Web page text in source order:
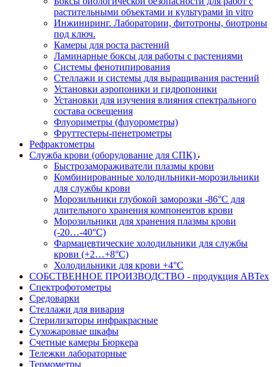
растительными объектами и культурами in vitro
Инжиниринг. Лаборатории, фитотроны, биотроны
под ключ.
Камеры для роста растений
Ламинарные боксы для работы с растениями
Системы фенотипирования
Стеллажи и системы для выращивания растений
Установки аэропоники и гидропоники
Установки для изучения влияния спектрального
состава освещения
Флуориметры (флуорометры)
Фруттестеры-пенетрометры
Рефрактометры
Служба крови (оборудование для СПК)
Быстрозамораживатели плазмы крови
Комбинированные холодильники-морозильники
для службы крови
Морозильники глубокой заморозки -86°С для
длительного хранения компонентов крови
Морозильники для хранения плазмы крови
(-20…-40°С)
Фармацевтические холодильники для службы
крови (+2…+8°С)
Холодильники для крови +4°С
СОБСТВЕННОЕ ПРОИЗВОДСТВО - продукция АВТех
Спектрофотометры
Средоварки
Стеллажи для вивария
Стерилизаторы инфракрасные
Сухожаровые шкафы
Счетные камеры Бюркера
Тележки лабораторные
Термометры